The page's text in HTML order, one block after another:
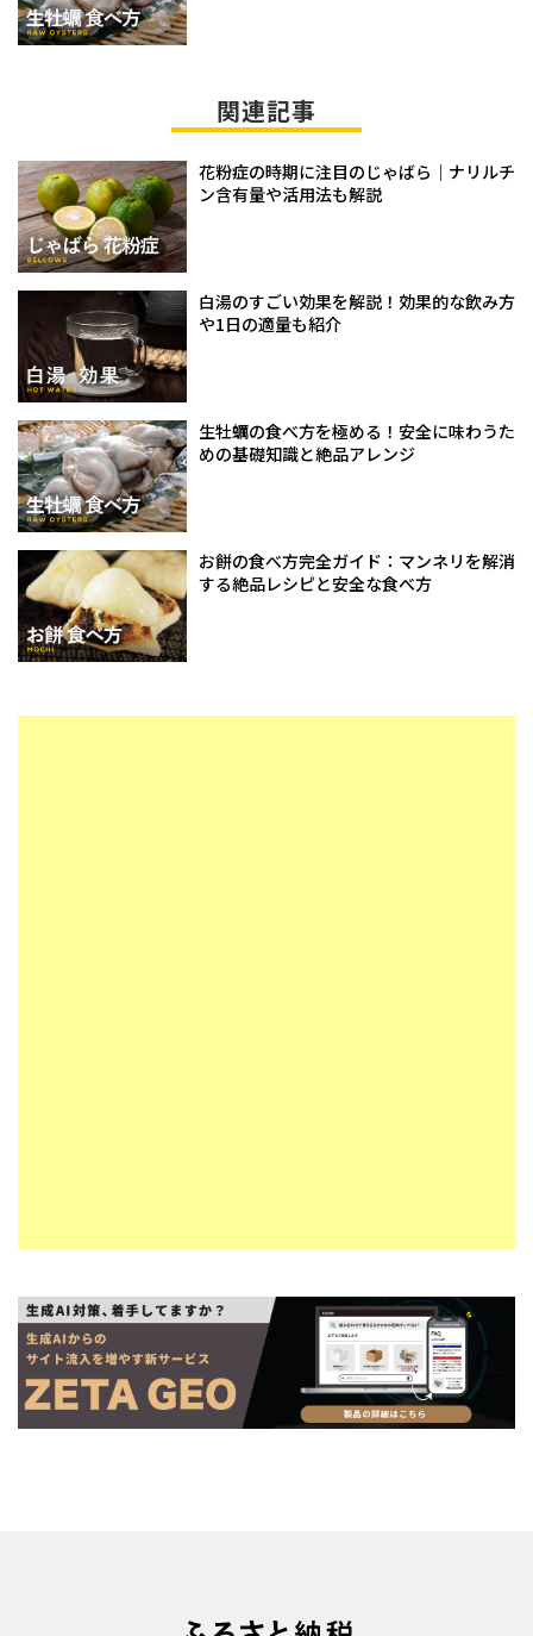
関連記事
花粉症の時期に注目のじゃばら｜ナリルチ
ン含有量や活用法も解説
白湯のすごい効果を解説！効果的な飲み方
や1日の適量も紹介
生牡蠣の食べ方を極める！安全に味わうた
めの基礎知識と絶品アレンジ
お餅の食べ方完全ガイド：マンネリを解消
する絶品レシピと安全な食べ方